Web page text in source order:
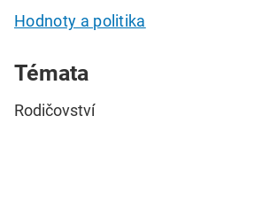
Hodnoty a politika
Témata
Rodičovství